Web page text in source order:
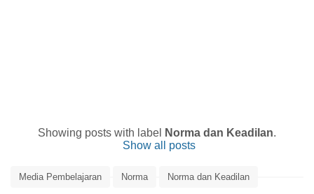
Showing posts with label Norma dan Keadilan.
Show all posts
Media Pembelajaran Norma Norma dan Keadilan